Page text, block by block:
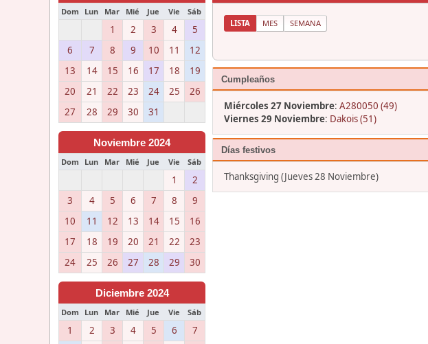
Dom Lun Mar Mié Jue Vie Sáb
1 2 3 4
5
6
7 8 9 10 11
12
13
14 15 16 17 18
19
20
21 22 23 24 25
26
27
28 29 30 31
Noviembre 2024
Dom Lun Mar Mié Jue Vie Sáb
1
2
3
4 5 6 7 8
9
10
11 12 13 14 15
16
17
18 19 20 21 22
23
24
25 26 27 28 29 30
Diciembre 2024
Dom Lun Mar Mié Jue Vie Sáb
1 2 3 4 5 6 7
LISTA MES SEMANA
Cumpleaños
Miércoles 27 Noviembre: A280050 (49)
Viernes 29 Noviembre: Dakois (51)
Días festivos
Thanksgiving (Jueves 28 Noviembre)